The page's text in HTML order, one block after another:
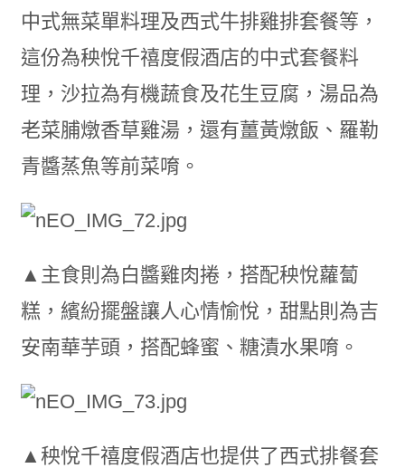
中式無菜單料理及西式牛排雞排套餐等，
這份為秧悅千禧度假酒店的中式套餐料
理，沙拉為有機蔬食及花生豆腐，湯品為
老菜脯燉香草雞湯，還有薑黃燉飯、羅勒
青醬蒸魚等前菜唷。
▲主食則為白醬雞肉捲，搭配秧悅蘿蔔
糕，繽紛擺盤讓人心情愉悅，甜點則為吉
安南華芋頭，搭配蜂蜜、糖漬水果唷。
▲秧悅千禧度假酒店也提供了西式排餐套